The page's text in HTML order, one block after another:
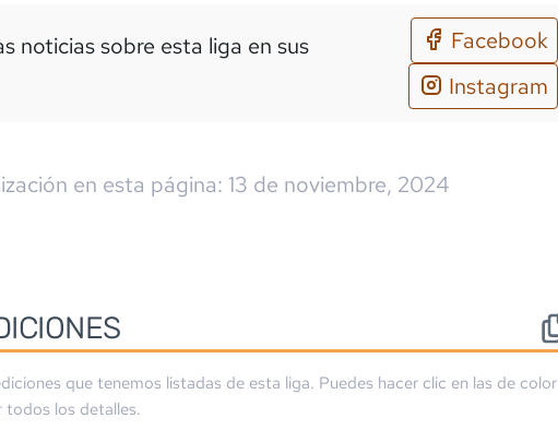
noticias sobre esta liga en sus
Facebook
Instagram
en esta página: 13 de noviembre, 2024
que tenemos listadas de esta liga. Puedes hacer clic en las de color
todos los detalles.